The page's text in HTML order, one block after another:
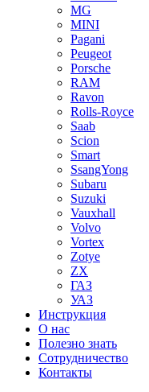
MG
MINI
Pagani
Peugeot
Porsche
RAM
Ravon
Rolls-Royce
Saab
Scion
Smart
SsangYong
Subaru
Suzuki
Vauxhall
Volvo
Vortex
Zotye
ZX
ГАЗ
УАЗ
Инструкция
О нас
Полезно знать
Сотрудничество
Контакты